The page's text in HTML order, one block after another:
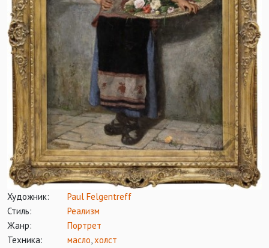
Художник:
Paul Felgentreff
Стиль:
Реализм
Жанр:
Портрет
Техника:
масло холст